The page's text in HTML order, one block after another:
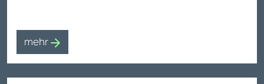
mehr